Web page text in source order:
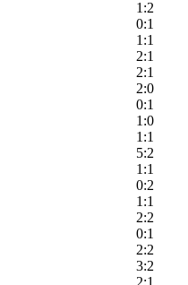
1:2
0:1
1:1
2:1
2:1
2:0
0:1
1:0
1:1
5:2
1:1
0:2
1:1
2:2
0:1
2:2
3:2